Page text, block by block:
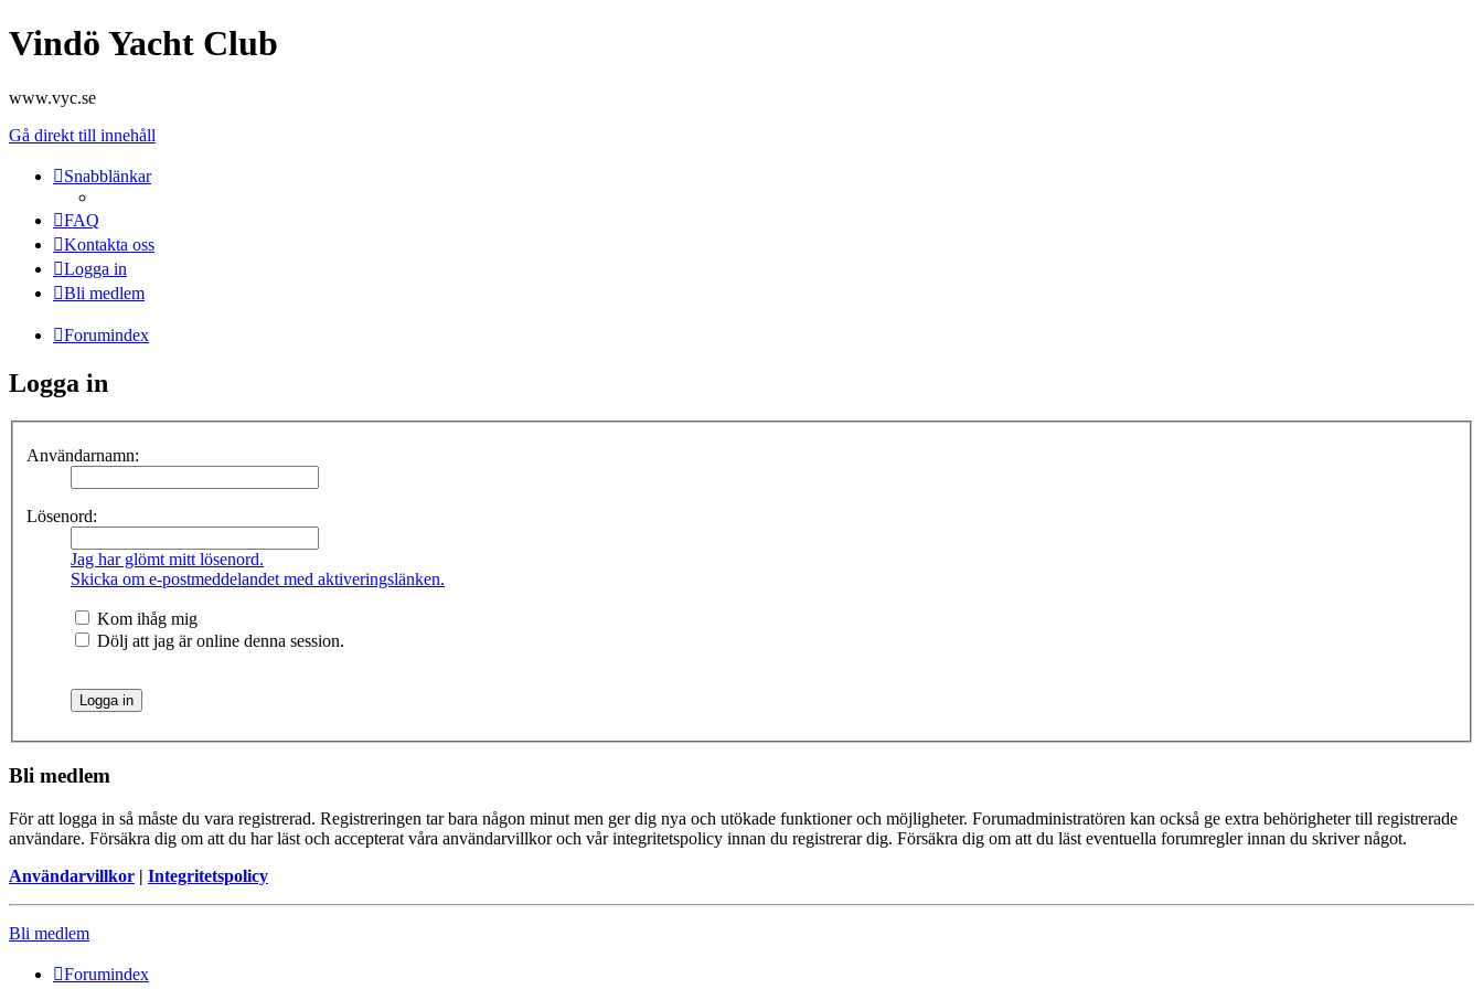
Vindö Yacht Club
www.vyc.se
Gå direkt till innehåll
Snabblänkar
FAQ
Kontakta oss
Logga in
Bli medlem
Forumindex
Logga in
Användarnamn:
Lösenord:
Jag har glömt mitt lösenord.
Skicka om e-postmeddelandet med aktiveringslänken.
Kom ihåg mig
Dölj att jag är online denna session.
Bli medlem
För att logga in så måste du vara registrerad. Registreringen tar bara någon minut men ger dig nya och utökade funktioner och möjligheter. Forumadministratören kan också ge extra behörigheter till registrerade
användare. Försäkra dig om att du har läst och accepterat våra användarvillkor och vår integritetspolicy innan du registrerar dig. Försäkra dig om att du läst eventuella forumregler innan du skriver något.
Användarvillkor | Integritetspolicy
Bli medlem
Forumindex